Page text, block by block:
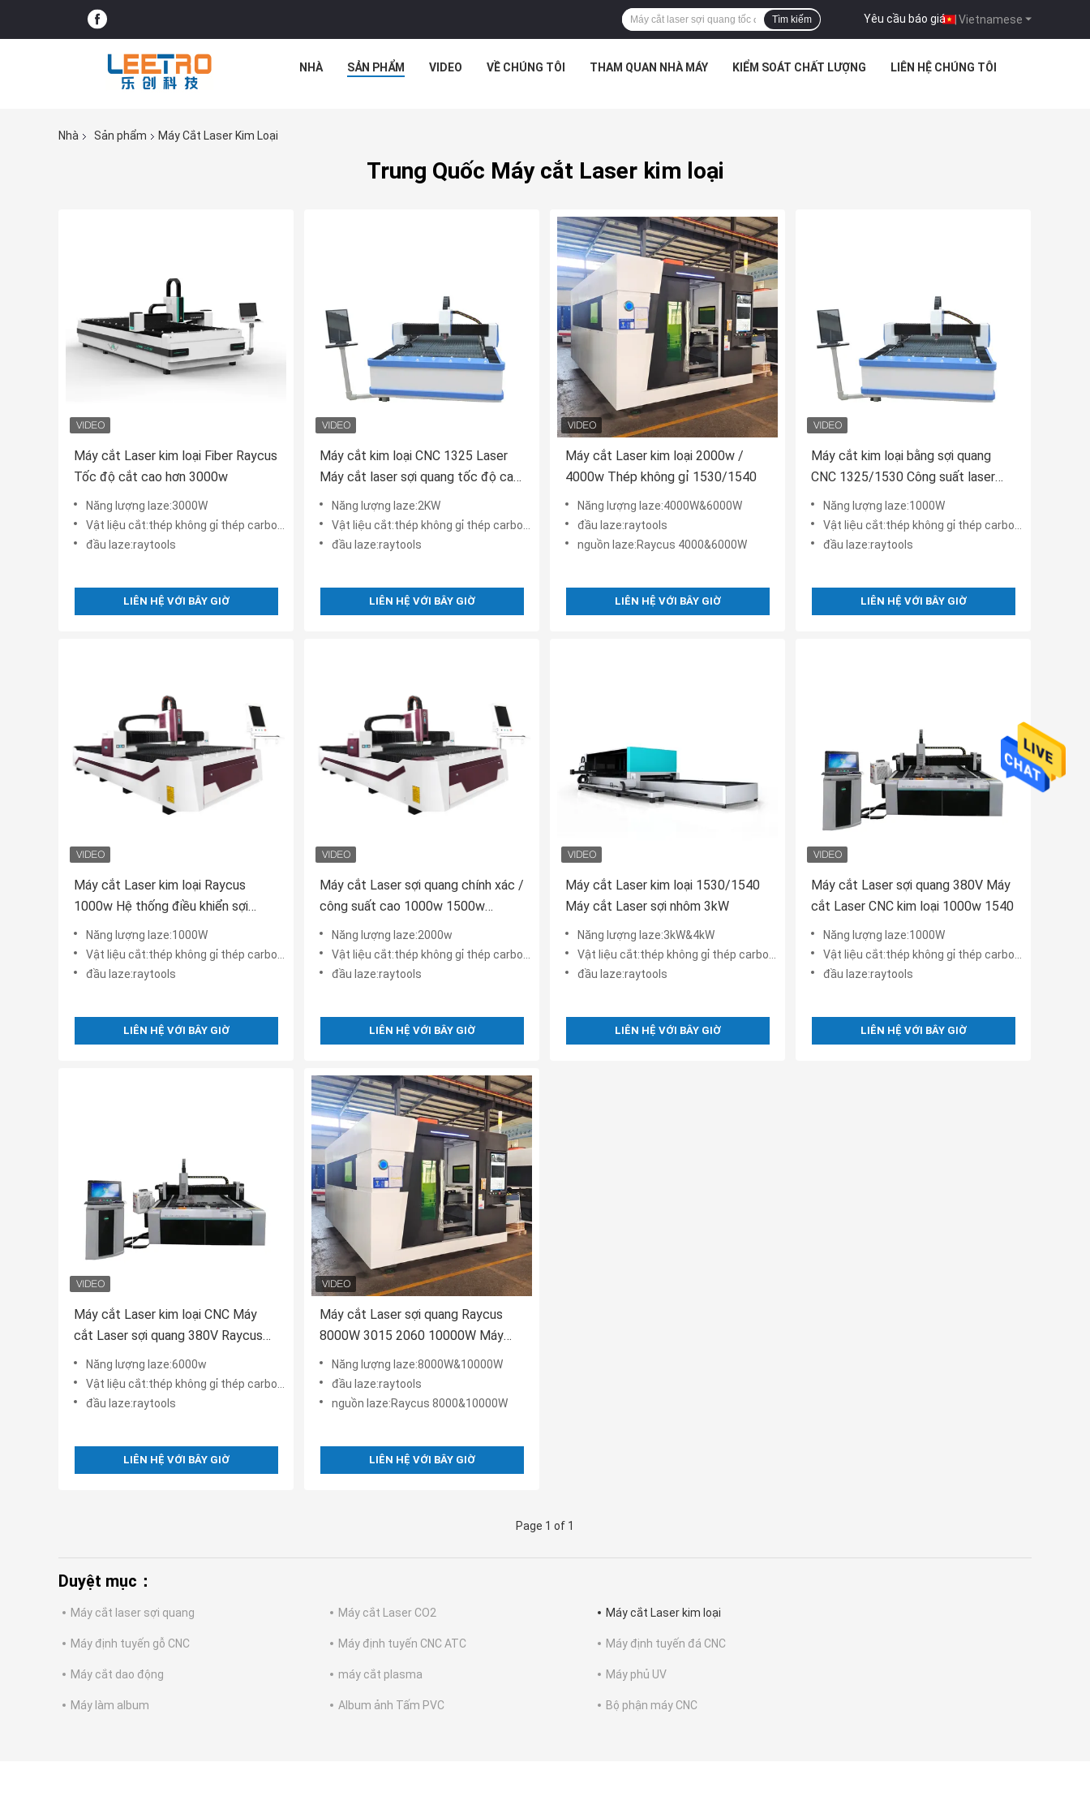
Vietnamese
Yêu cầu báo giá |
Tìm kiếm
NHÀ SẢN PHẨM VIDEO VỀ CHÚNG TÔI THAM QUAN NHÀ MÁY KIỂM SOÁT CHẤT LƯỢNG LIÊN HỆ CHÚNG TÔI
Nhà Sản phẩm Máy Cắt Laser Kim Loại
Trung Quốc Máy cắt Laser kim loại
Máy cắt Laser kim loại Fiber Raycus
Tốc độ cắt cao hơn 3000w
Năng lượng laze:3000W
Vật liệu cắt:thép không gỉ thép carbon vv
đầu laze:raytools
LIÊN HỆ VỚI BÂY GIỜ
Máy cắt kim loại CNC 1325 Laser
Máy cắt laser sợi quang tốc độ cao
2KW
Năng lượng laze:2KW
Vật liệu cắt:thép không gỉ thép carbon vv
đầu laze:raytools
LIÊN HỆ VỚI BÂY GIỜ
Máy cắt Laser kim loại 2000w /
4000w Thép không gỉ 1530/1540
Năng lượng laze:4000W&6000W
đầu laze:raytools
nguồn laze:Raycus 4000&6000W
LIÊN HỆ VỚI BÂY GIỜ
Máy cắt kim loại bằng sợi quang
CNC 1325/1530 Công suất laser
1000W
Năng lượng laze:1000W
Vật liệu cắt:thép không gỉ thép carbon vv
đầu laze:raytools
LIÊN HỆ VỚI BÂY GIỜ
Máy cắt Laser kim loại Raycus
1000w Hệ thống điều khiển sợi
Cypcut
Năng lượng laze:1000W
Vật liệu cắt:thép không gỉ thép carbon vv
đầu laze:raytools
LIÊN HỆ VỚI BÂY GIỜ
Máy cắt Laser sợi quang chính xác /
công suất cao 1000w 1500w
2000w
Năng lượng laze:2000w
Vật liệu cắt:thép không gỉ thép carbon vv
đầu laze:raytools
LIÊN HỆ VỚI BÂY GIỜ
Máy cắt Laser kim loại 1530/1540
Máy cắt Laser sợi nhôm 3kW
Năng lượng laze:3kW&4kW
Vật liệu cắt:thép không gỉ thép carbon vv
đầu laze:raytools
LIÊN HỆ VỚI BÂY GIỜ
Máy cắt Laser sợi quang 380V Máy
cắt Laser CNC kim loại 1000w 1540
Năng lượng laze:1000W
Vật liệu cắt:thép không gỉ thép carbon vv
đầu laze:raytools
LIÊN HỆ VỚI BÂY GIỜ
Máy cắt Laser kim loại CNC Máy
cắt Laser sợi quang 380V Raycus
6000w
Năng lượng laze:6000w
Vật liệu cắt:thép không gỉ thép carbon vv
đầu laze:raytools
LIÊN HỆ VỚI BÂY GIỜ
Máy cắt Laser sợi quang Raycus
8000W 3015 2060 10000W Máy
cắt Laser sợi quang
Năng lượng laze:8000W&10000W
đầu laze:raytools
nguồn laze:Raycus 8000&10000W
LIÊN HỆ VỚI BÂY GIỜ
Page 1 of 1
Duyệt mục：
Máy cắt laser sợi quang Máy cắt Laser CO2 Máy cắt Laser kim loại
Máy định tuyến gỗ CNC Máy định tuyến CNC ATC Máy định tuyến đá CNC
Máy cắt dao động máy cắt plasma Máy phủ UV
Máy làm album Album ảnh Tấm PVC Bộ phận máy CNC